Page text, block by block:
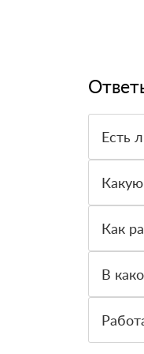
Есть
вправе
Как
В